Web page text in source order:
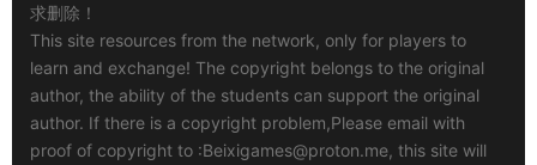
求删除！
This site resources from the network, only for players to
learn and exchange! The copyright belongs to the original
author, the ability of the students can support the original
author. If there is a copyright problem,Please email with
proof of copyright to :Beixigames@proton.me, this site will